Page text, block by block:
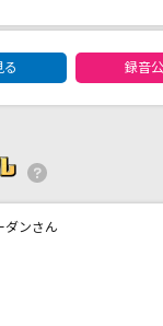
feat.
・X
ボーカルエントリーラン
る
録音
ダンさん